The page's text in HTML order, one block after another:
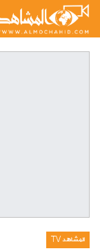
المشاهد TV